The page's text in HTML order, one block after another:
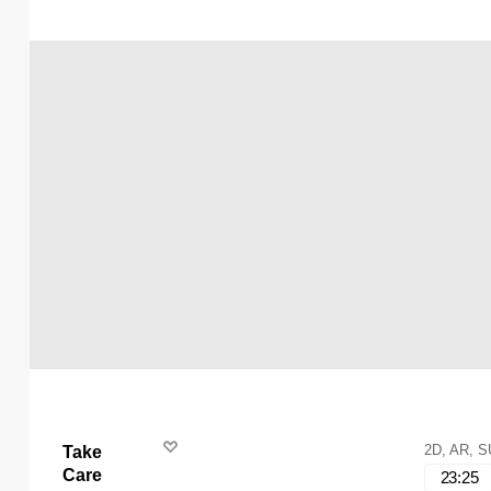
Take
Care
2D, AR,
23:25